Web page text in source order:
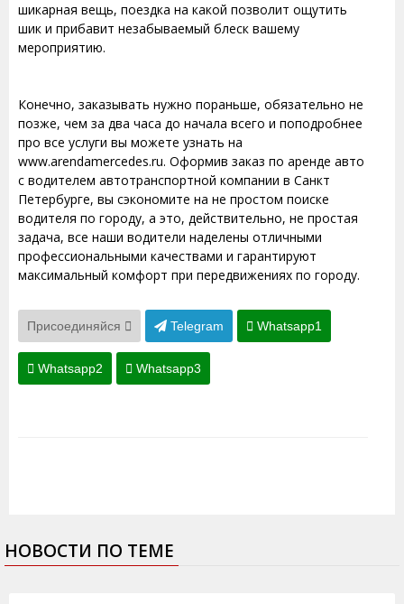
шикарная вещь, поездка на какой позволит ощутить
шик и прибавит незабываемый блеск вашему
мероприятию.
Конечно, заказывать нужно пораньше, обязательно не
позже, чем за два часа до начала всего и поподробнее
про все услуги вы можете узнать на
www.arendamercedes.ru. Оформив заказ по аренде авто
с водителем автотранспортной компании в Санкт
Петербурге, вы сэкономите на не простом поиске
водителя по городу, а это, действительно, не простая
задача, все наши водители наделены отличными
профессиональными качествами и гарантируют
максимальный комфорт при передвижениях по городу.
Присоединяйся Telegram Whatsapp1
Whatsapp2 Whatsapp3
НОВОСТИ ПО ТЕМЕ